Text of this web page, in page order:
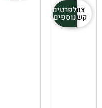
צור
קשר
לפרטים
נוספים